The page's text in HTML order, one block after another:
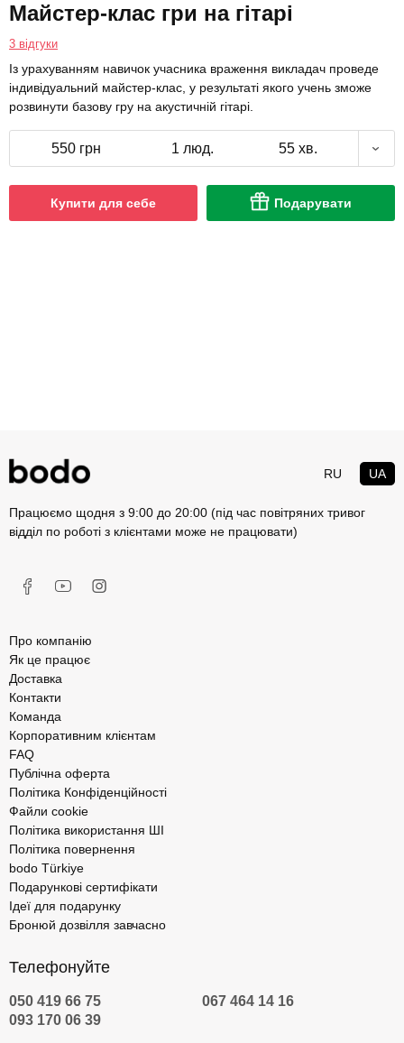
Майстер-клас гри на гітарі
3 відгуки
Із урахуванням навичок учасника враження викладач проведе
індивідуальний майстер-клас, у результаті якого учень зможе
розвинути базову гру на акустичній гітарі.
550 грн 1 люд. 55 хв.
Купити для себе Подарувати
RU UA
Працюємо щодня з 9:00 до 20:00 (під час повітряних тривог
відділ по роботі з клієнтами може не працювати)
Про компанію
Як це працює
Доставка
Контакти
Команда
Корпоративним клієнтам
FAQ
Публічна оферта
Політика Конфіденційності
Файли cookie
Політика використання ШІ
Політика повернення
bodo Türkiye
Подарункові сертифікати
Ідеї для подарунку
Бронюй дозвілля завчасно
Телефонуйте
050 419 66 75
067 464 14 16
093 170 06 39